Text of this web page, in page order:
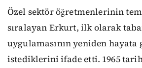
Özel sektör öğretmenlerinin
sıralayan Erkurt, ilk olarak
uygulamasının yeniden
istediklerini ifade etti. 1965